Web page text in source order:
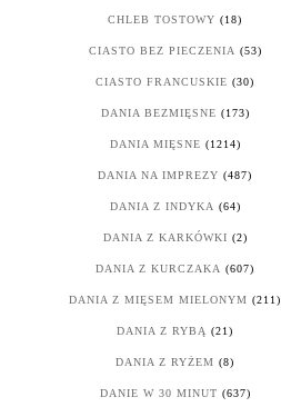
CHLEB TOSTOWY (18)
CIASTO BEZ PIECZENIA (53)
CIASTO FRANCUSKIE (30)
DANIA BEZMIĘSNE (173)
DANIA MIĘSNE (1214)
DANIA NA IMPREZY (487)
DANIA Z INDYKA (64)
DANIA Z KARKÓWKI (2)
DANIA Z KURCZAKA (607)
DANIA Z MIĘSEM MIELONYM (211)
DANIA Z RYBĄ (21)
DANIA Z RYŻEM (8)
DANIE W 30 MINUT (637)